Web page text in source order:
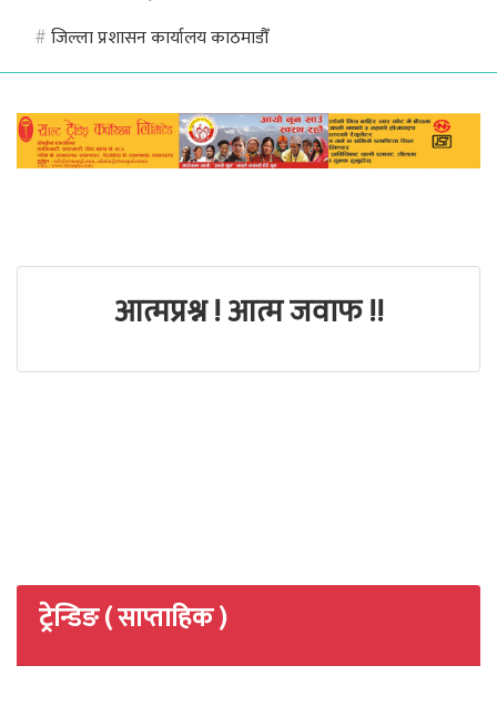
#जिल्ला प्रशासन कार्यालय काठमाडौँ
आत्मप्रश्न ! आत्म जवाफ !!
ट्रेन्डिङ ( साप्ताहिक )